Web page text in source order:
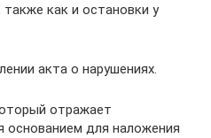
как и остановки у
акта о нарушениях.
отражает
основанием для наложения